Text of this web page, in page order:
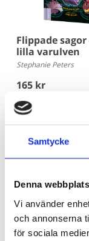
Samtycke
Denna
Vi använder
och annonserna
för sociala
Flippade sagor
lilla varulven
Stephanie Peters
165 kr
Är du
Beroende på